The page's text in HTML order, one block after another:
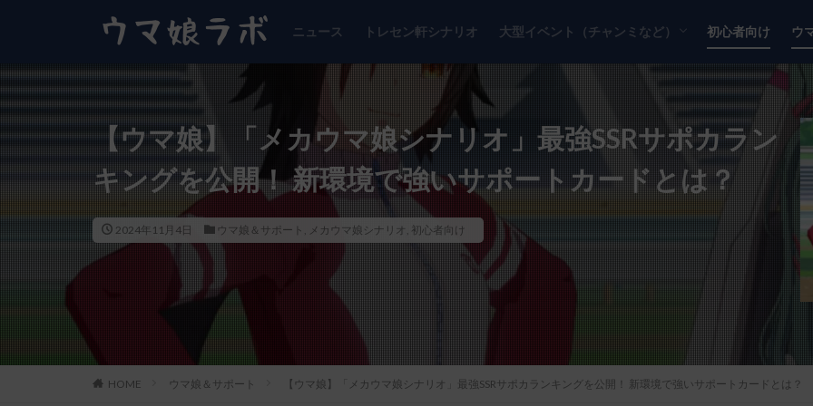
ニュース トレセン軒シナリオ 大型イベント（チャンミなど）
チャンピオンズミーティング
リーグオブヒーローズ
初心者向け ウ
【ウマ娘】「メカウマ娘シナリオ」最強SSRサポカラン
キングを公開！ 新環境で強いサポートカードとは？
2024年11月4日 ウマ娘＆サポート , メカウマ娘シナリオ , 初心者向け
HOME ウマ娘＆サポート 【ウマ娘】「メカウマ娘シナリオ」最強SSRサポカランキングを公開！ 新環境で強いサポートカードとは？